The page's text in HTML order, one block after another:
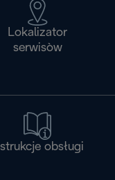
Lokalizator
serwisòw
obsługi